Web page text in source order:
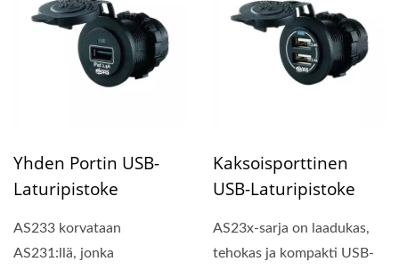
Yhden Portin USB-
Laturipistoke
AS233 korvataan
AS231:llä, jonka
Kaksoisporttinen
USB-Laturipistoke
AS23x-sarja on laadukas,
tehokas ja kompakti USB-